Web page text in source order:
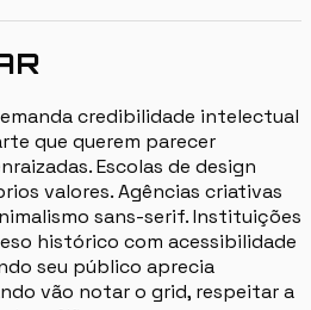
credibilidade intelectual
que querem parecer
Escolas de design
valores. Agências criativas
sans-serif. Instituições
histórico com acessibilidade
seu público aprecia
vão notar o grid, respeitar a